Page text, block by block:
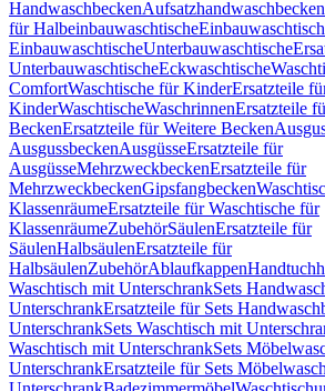
HandwaschbeckenAufsatzhandwaschbecken
für Halbeinbauwaschtische
EinbauwaschtischeUnterbauwaschtische
UnterbauwaschtischeEckwaschtische
ComfortWaschtische für KinderErsatzteile
KinderWaschtischeWaschrinnenErsatzteile
BeckenErsatzteile für Weitere Becken
AusgussbeckenAusgüsseErsatzteile für
AusgüsseMehrzweckbeckenErsatzteile für
MehrzweckbeckenGipsfangbecken
KlassenräumeErsatzteile für Waschtische für
KlassenräumeZubehörSäulenErsatzteile für
SäulenHalbsäulenErsatzteile für
HalbsäulenZubehörAblaufkappen
Waschtisch mit UnterschrankSets
UnterschrankErsatzteile für Sets
UnterschrankSets Waschtisch mit
Waschtisch mit UnterschrankSets
UnterschrankErsatzteile für Sets